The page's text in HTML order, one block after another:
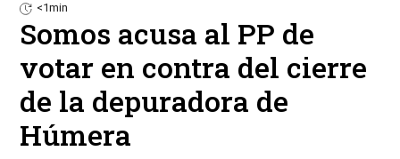
<1min
Somos acusa al PP de
votar en contra del cierre
de la depuradora de
Húmera